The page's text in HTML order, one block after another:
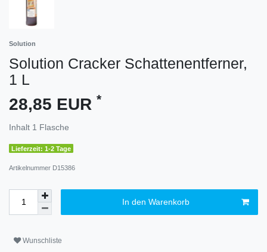
Solution
Solution Cracker Schattenentferner,
1 L
28,85 EUR *
Inhalt 1 Flasche
Lieferzeit: 1-2 Tage
Artikelnummer D15386
In den Warenkorb
Wunschliste